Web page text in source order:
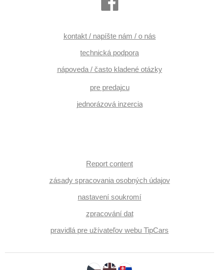
kontakt / napíšte nám / o nás
technická podpora
nápoveda / často kladené otázky
pre predajcu
jednorázová inzercia
Report content
zásady spracovania osobných údajov
nastavení soukromí
zpracování dat
pravidlá pre užívateľov webu TipCars